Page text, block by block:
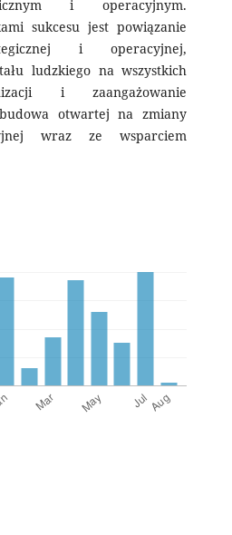
i operacyjnym.
sukcesu jest powiązanie
i operacyjnej,
ludzkiego na wszystkich
i zaangażowanie
otwartej na zmiany
wraz ze wsparciem